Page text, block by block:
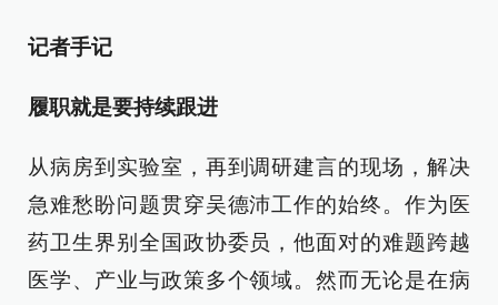
记者手记
履职就是要持续跟进
从病房到实验室，再到调研建言的现场，解决
急难愁盼问题贯穿吴德沛工作的始终。作为医
药卫生界别全国政协委员，他面对的难题跨越
医学、产业与政策多个领域。然而无论是在病